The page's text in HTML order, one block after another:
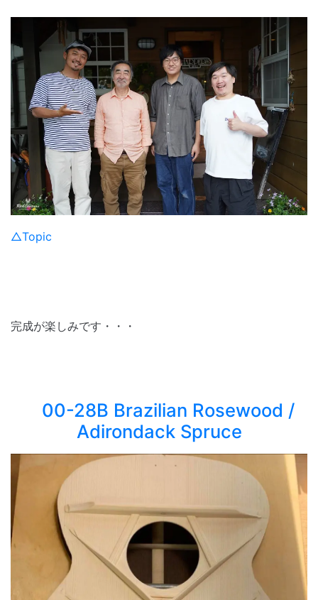
△Topic
完成が楽しみです・・・
00-28B Brazilian Rosewood /
Adirondack Spruce